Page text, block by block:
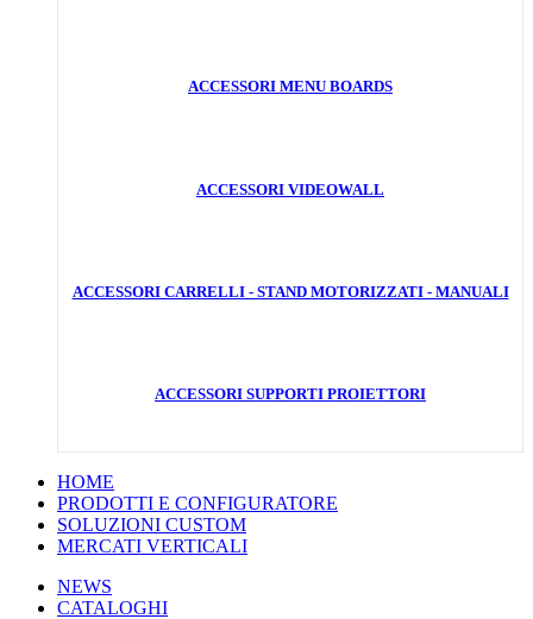
ACCESSORI MENU BOARDS
ACCESSORI VIDEOWALL
ACCESSORI CARRELLI - STAND MOTORIZZATI - MANUALI
ACCESSORI SUPPORTI PROIETTORI
HOME
PRODOTTI E CONFIGURATORE
SOLUZIONI CUSTOM
MERCATI VERTICALI
NEWS
CATALOGHI